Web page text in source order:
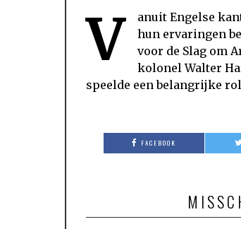
V
anuit Engelse
hun ervaringen
voor de Slag om
kolonel Walter
speelde een belangrijke
FACEBOOK